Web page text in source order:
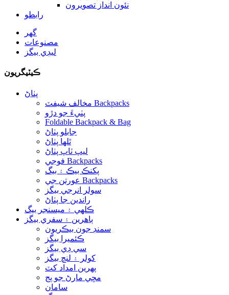
نئون انداز تصويرون
رابطو
گهر
مصنوعات
ليڊي بيگز
ڪيٽيگريون
پٺاڻ
مخالف شيفٽ Backpacks
پٺيءَ جو دڙو
Foldable Backpack & Bag
جابلو پٺاڻ
ٿلها پٺاڻ
ليپ ٽاپ پٺاڻ
فوجي Backpacks
پکنڪ بيڪ ۽ بيگ
عورتن جي Backpacks
سولر انرجي بيگز
راندين جا پٺاڻ
ڪلهي ۽ ميسنجر بيگ
ٻاهرين ۽ سفري بيگز
سمنڊ جون بيڪريون
ڪئميرا بيگز
سي ڊي بيگز
کولر ۽ لنچ بيگز
پهرين امداد کٽ
مڇي مارڻ جو ٻج
سامان